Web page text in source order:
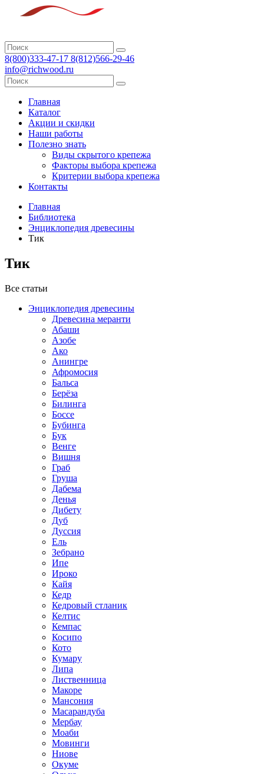
8(800)333-47-17 8(812)566-29-46
info@richwood.ru
Главная
Каталог
Акции и скидки
Наши работы
Полезно знать
Виды скрытого крепежа
Факторы выбора крепежа
Критерии выбора крепежа
Контакты
Главная
Библиотека
Энциклопедия древесины
Тик
Тик
Все статьи
Энциклопедия древесины
Древесина меранти
Абаши
Азобе
Ако
Анингре
Афромосия
Бальса
Берёза
Билинга
Боссе
Бубинга
Бук
Венге
Вишня
Граб
Груша
Дабема
Денья
Дибету
Дуб
Дуссия
Ель
Зебрано
Ипе
Ироко
Кайя
Кедр
Кедровый стланик
Келтис
Кемпас
Косипо
Кото
Кумару
Липа
Лиственница
Макоре
Мансония
Масарандуба
Мербау
Моаби
Мовинги
Ниове
Окуме